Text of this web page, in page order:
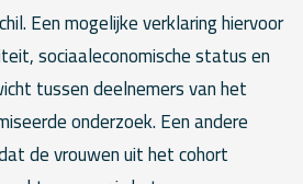
Een mogelijke verklaring hiervoor
sociaaleconomische status en
tussen deelnemers van het
onderzoek. Een andere
de vrouwen uit het cohort